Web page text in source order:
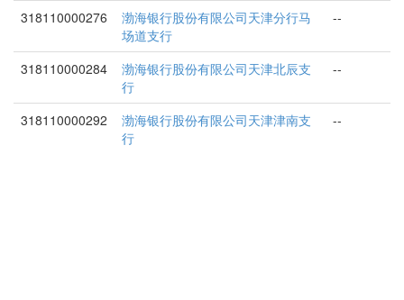
318110000276
渤海银行股份有限公司天津分行马
场道支行
--
318110000284
渤海银行股份有限公司天津北辰支
行
--
318110000292
渤海银行股份有限公司天津津南支
行
--